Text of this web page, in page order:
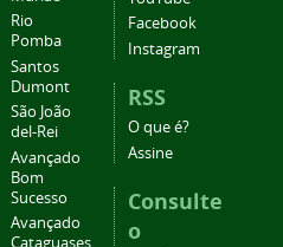
Rio
Pomba
Santos
Dumont
São João
del-Rei
Avançado
Bom
Sucesso
Avançado
Facebook
Instagram
RSS
O que é?
Assine
Consulte
o